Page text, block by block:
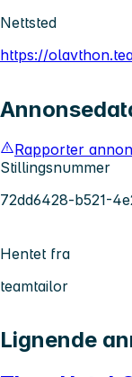
Nettsted
https://
Rapporter
Stillingsnummer
72dd6428-b521-
Hentet fra
teamtailor
Lignende